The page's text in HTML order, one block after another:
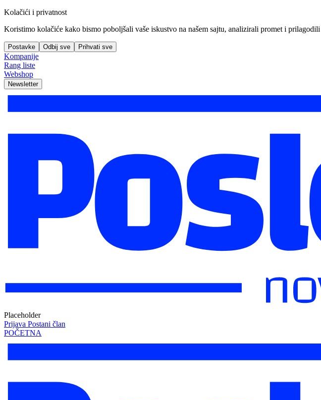
Kolačići i privatnost
Koristimo kolačiće kako bismo poboljšali vaše iskustvo na našem sajtu, analizirali promet i
Postavke Odbij sve Prihvati sve
Kompanije
Rang liste
Webshop
Newsletter
Placeholder
Prijava Postani član
POČETNA